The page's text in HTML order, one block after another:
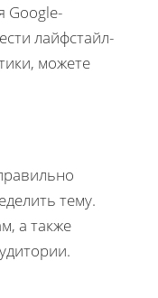
Google-
лайфстайл-
можете
тему.
а также